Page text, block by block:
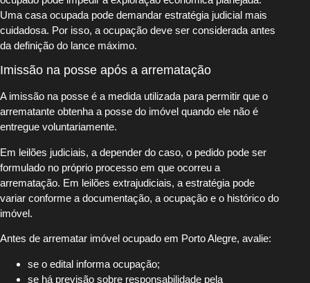
Uma casa ocupada pode demandar estratégia judicial mais
cuidadosa. Por isso, a ocupação deve ser considerada antes
da definição do lance máximo.
Imissão na posse após a arrematação
A imissão na posse é a medida utilizada para permitir que o
arrematante obtenha a posse do imóvel quando ele não é
entregue voluntariamente.
Em leilões judiciais, a depender do caso, o pedido pode ser
formulado no próprio processo em que ocorreu a
arrematação. Em leilões extrajudiciais, a estratégia pode
variar conforme a documentação, a ocupação e o histórico do
imóvel.
Antes de arrematar imóvel ocupado em Porto Alegre, avalie:
se o edital informa ocupação;
se há previsão sobre responsabilidade pela